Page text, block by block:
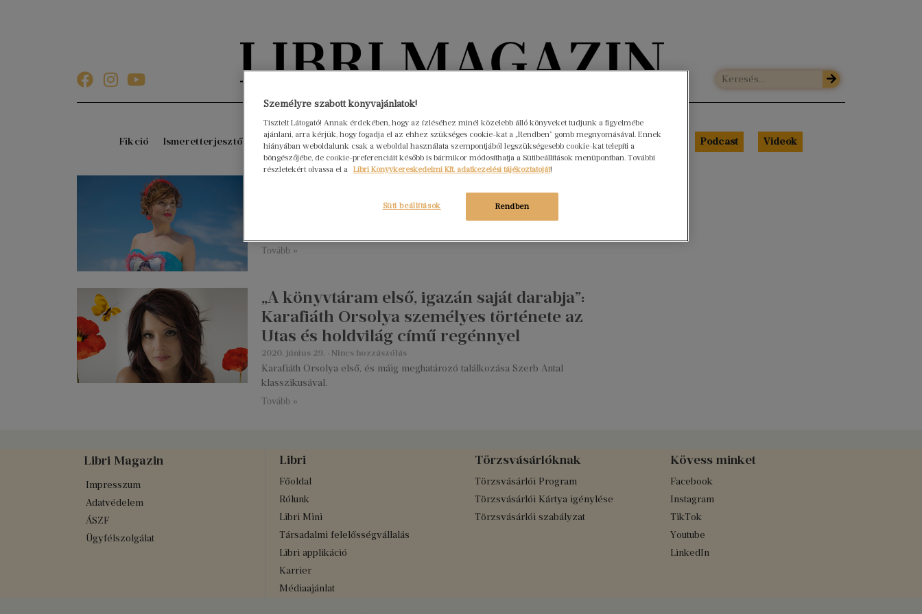
Könyvektől az olvasókig
Fikció Ismeretterjesztő Gyerekkönyvek Interjúk Beleolvasó A hónap könyvei HÍREK Libri Portré Podcast Videók
Nincs hozzászólás
Karafiáth Orsolyával Amikor Szécsi Pál a csöveken keresztül üzent című új
Tovább »
„A könyvtáram első, igazán saját darabja”:
Karafiáth Orsolya személyes története az
Utas és holdvilág című regénnyel
2020. június 29. Nincs hozzászólás
Karafiáth Orsolya első, és máig meghatározó találkozása Szerb Antal
klasszikusával.
Tovább »
Libri Magazin
Impresszum
Adatvédelem
ÁSZF
Ügyfélszolgálat
Libri
Főoldal
Rólunk
Libri Mini
Társadalmi felelősségvállalás
Libri applikáció
Karrier
Médiaajánlat
Törzsvásárlóknak
Törzsvásárlói Program
Törzsvásárlói Kártya igénylése
Törzsvásárlói szabályzat
Kövess minket
Facebook
Instagram
TikTok
Youtube
LinkedIn
Személyre szabott könyvajánlatok!
Tisztelt Látogató! Annak érdekében, hogy az ízléséhez minél közelebb álló könyveket tudjunk a figyelmébe
ajánlani, arra kérjük, hogy fogadja el az ehhez szükséges cookie-kat a „Rendben” gomb megnyomásával. Ennek
hiányában weboldalunk csak a weboldal használata szempontjából legszükségesebb cookie-kat telepíti a
böngészőjébe, de cookie-preferenciáit később is bármikor módosíthatja a Sütibeállítások menüpontban. További
részletekért olvassa el a Libri Könyvkereskedelmi Kft. adatkezelési tájékoztatóját!
Rendben
Süti beállítások